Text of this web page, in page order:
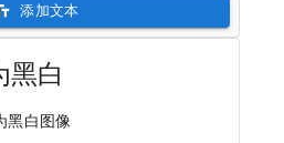
添加文本
黑白
黑白图像